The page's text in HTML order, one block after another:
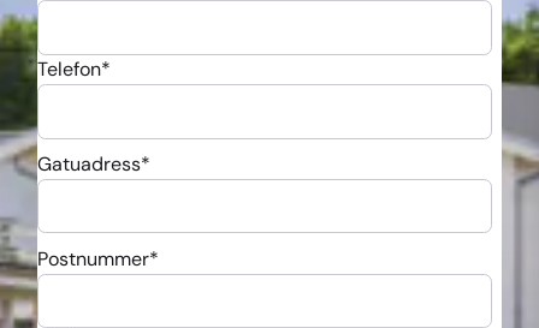
Telefon*
Gatuadress*
Postnummer*